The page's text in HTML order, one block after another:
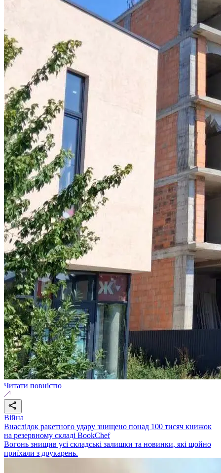
Читати повністю
Війна
Внаслідок ракетного удару знищено понад 100 тисяч книжок
на резервному складі BookChef
Вогонь знищив усі складські залишки та новинки, які щойно
приїхали з друкарень.